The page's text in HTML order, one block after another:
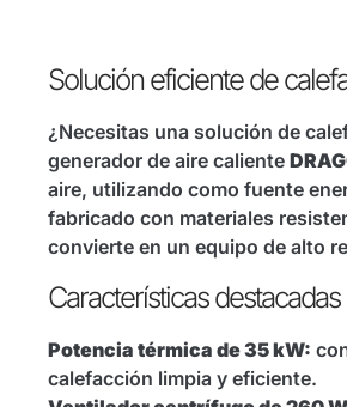
Solución eficiente de
¿Necesitas una solución de
generador de aire caliente
aire, utilizando como fuente
fabricado con materiales
convierte en un equipo de alto
Características
Potencia térmica de 35 kW:
calefacción limpia y eficiente.